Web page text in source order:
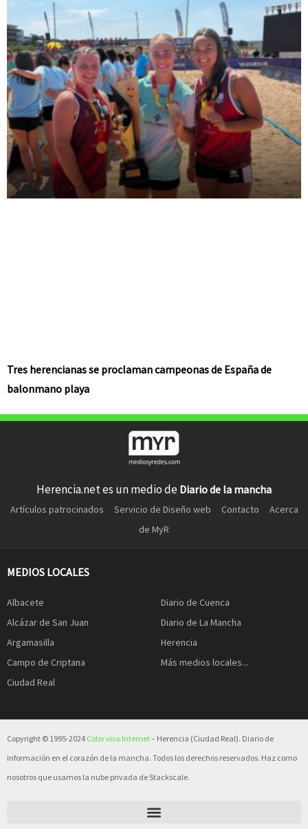
Tres herencianas se proclaman campeonas de España de
balonmano playa
Herencia.net es un medio de Diario de la mancha
Artículos patrocinados Servicio de Diseño web Contacto
Acerca
de MyR
MEDIOS LOCALES
Albacete
Alcázar de San Juan
Argamasilla
Campo de Criptana
Ciudad Real
Diario de Cuenca
Diario de La Mancha
Herencia
Más medios locales...
Copyright © 1995-2024 Color vivo Internet– Herencia (Ciudad Real). Diario de
información en el corazón de la mancha. Todos los derechos reservados. Haz como
nosotros que usamos la nube privada de Stackscale.